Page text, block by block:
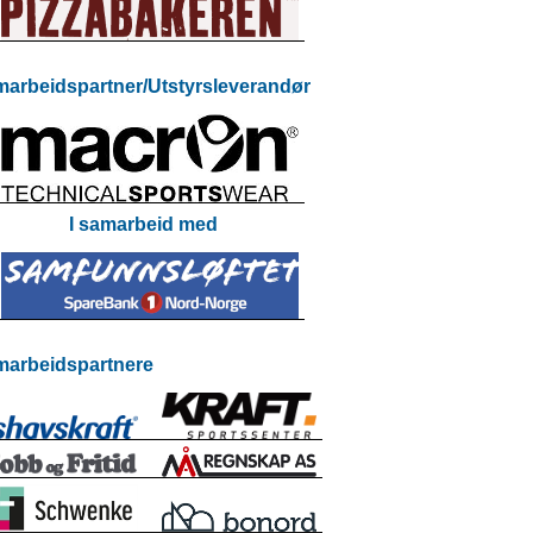
Utstyrsleverandør
I samarbeid med